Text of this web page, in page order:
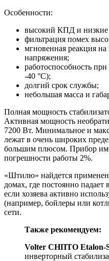
Особенности:
высокий КПД и низкие
фильтрация помех
мгновенная реакция
напряжения;
работоспособность
-40 °С);
долгий срок службы;
небольшая масса и
Полная мощность
Активная мощность
7200 Вт. Минимальное и
лежат в очень широких
большим плюсом. Прибор
погрешности работы 2%.
«Штилю» найдется
домах, где постоянно
если хозяева активно
(например, бойлеры или
сети.
Также рекомендуем:
Volter СНПТО Etalon-
инверторный